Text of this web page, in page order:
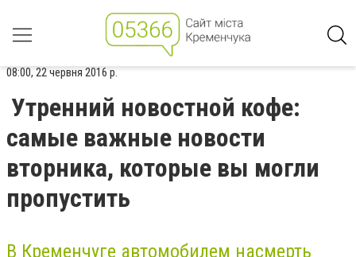
08:00, 22 червня 2016 р.
Утренний новостной кофе:
самые важные новости
вторника, которые вы могли
пропустить
В Кременчуге автомобилем насмерть